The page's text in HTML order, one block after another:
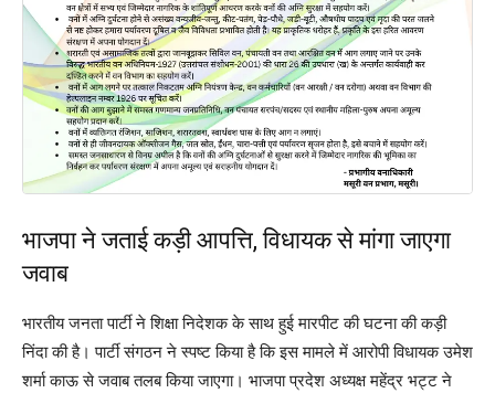
भाजपा ने जताई कड़ी आपत्ति, विधायक से मांगा जाएगा
जवाब
भारतीय जनता पार्टी ने शिक्षा निदेशक के साथ हुई मारपीट की घटना की कड़ी
निंदा की है। पार्टी संगठन ने स्पष्ट किया है कि इस मामले में आरोपी विधायक उमेश
शर्मा काऊ से जवाब तलब किया जाएगा। भाजपा प्रदेश अध्यक्ष महेंद्र भट्ट ने